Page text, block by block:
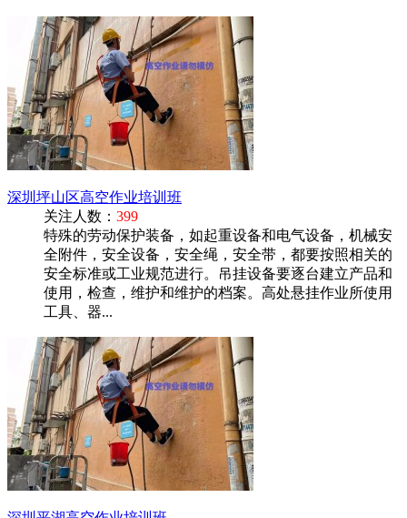
深圳坪山区高空作业培训班
关注人数： 399
特殊的劳动保护装备，如起重设备和电气设备，机械安
全附件，安全设备，安全绳，安全带，都要按照相关的
安全标准或工业规范进行。吊挂设备要逐台建立产品和
使用，检查，维护和维护的档案。高处悬挂作业所使用
工具、器...